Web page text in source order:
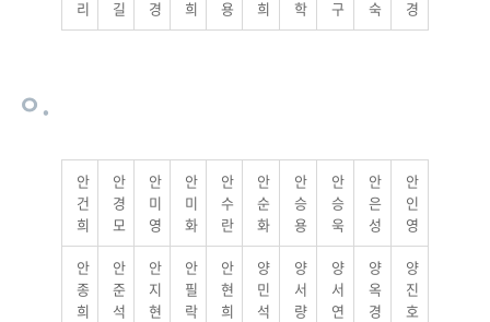
리 길 경 희 용 희 학 구 숙 경
ㅇ.
안
건
희
안
경
모
안
미
영
안
미
화
안
수
란
안
순
화
안
승
용
안
승
욱
안
은
성
안
인
영
안
종
희
안
준
석
안
지
현
안
필
락
안
현
희
양
민
석
양
서
량
양
서
연
양
옥
경
양
진
호